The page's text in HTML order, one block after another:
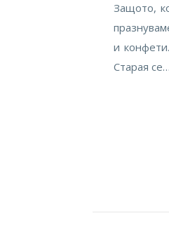
Защото,
и
Старая се…